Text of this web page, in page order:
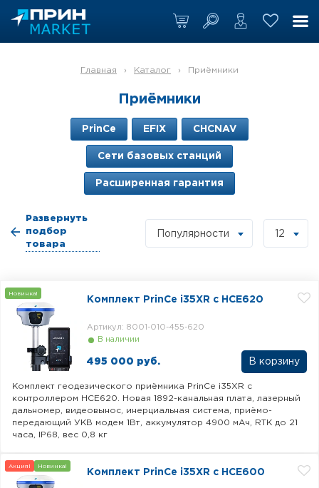
Главная › Каталог › Приёмники
Приёмники
PrinCe EFIX CHCNAV
Сети базовых станций
Расширенная гарантия
Развернуть
подбор
товара
Популярности 12
Новинка!
Комплект PrinCe i35XR c HCE620
В наличии
Артикул: 8001-010-455-620
495 000 руб.
Комплект геодезического приёмника PrinCe i35XR с
контроллером HCE620. Новая 1892-канальная плата, лазерный
дальномер, видеовынос, инерциальная система, приёмо-
передающий УКВ модем 1Вт, аккумулятор 4900 мАч, RTK до 21
часа, IP68, вес 0,8 кг
Акция! Новинка!
Комплект PrinCe i35XR c HCE600